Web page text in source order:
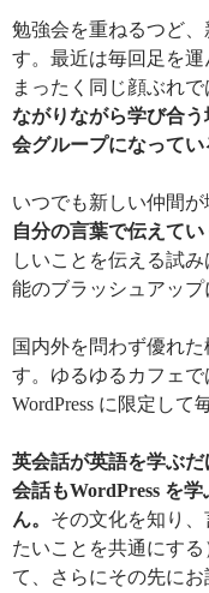
勉強会を重ねるつど
す。最近は毎回足を運
まったく同じ顔ぶれで
ながりながら学び合
会グループになってい
いつでも新しい仲間が
自分の言葉で伝えて
しいことを伝える試
能のブラッシュアップ
国内外を問わず優れ
す。ゆるゆるカフェで
WordPress に限定して
英会話が英語を学ぶ
会話もWordPress を
ん。 その文化を知り
たいことを共通にす
て、さらにその先に